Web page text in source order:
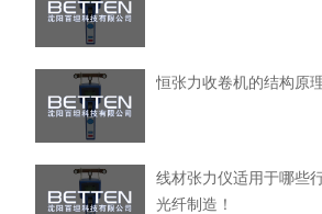
恒张力收卷机的结构原
线材张力仪适用于哪些
光纤制造！